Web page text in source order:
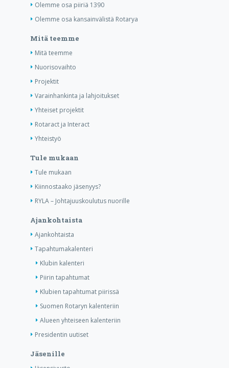
Olemme osa piiriä 1390
Olemme osa kansainvälistä Rotarya
Mitä teemme
Mitä teemme
Nuorisovaihto
Projektit
Varainhankinta ja lahjoitukset
Yhteiset projektit
Rotaract ja Interact
Yhteistyö
Tule mukaan
Tule mukaan
Kiinnostaako jäsenyys?
RYLA – Johtajuuskoulutus nuorille
Ajankohtaista
Ajankohtaista
Tapahtumakalenteri
Klubin kalenteri
Piirin tapahtumat
Klubien tapahtumat piirissä
Suomen Rotaryn kalenteriin
Alueen yhteiseen kalenteriin
Presidentin uutiset
Jäsenille